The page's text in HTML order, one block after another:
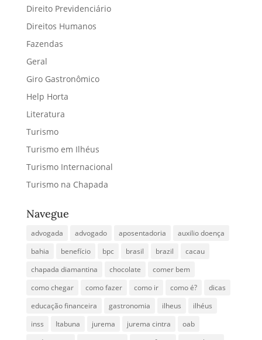
Direito Previdenciário
Direitos Humanos
Fazendas
Geral
Giro Gastronômico
Help Horta
Literatura
Turismo
Turismo em Ilhéus
Turismo Internacional
Turismo na Chapada
Navegue
advogada advogado aposentadoria
auxilio doença
bahia
benefício bpc brasil brazil
cacau
chapada diamantina
chocolate
comer bem
como chegar
como fazer como ir como é?
dicas
educação financeira
gastronomia ilheus
ilhéus
inss
Itabuna jurema jurema cintra
oab